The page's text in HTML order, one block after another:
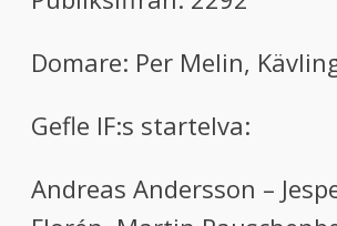
Domare: Per Melin,
Gefle IF:s startelva:
Andreas Andersson –